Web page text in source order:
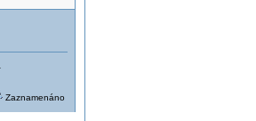
Zaznamenáno